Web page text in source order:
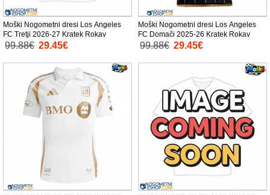
Moški Nogometni dresi Los Angeles
FC Tretji 2026-27 Kratek Rokav
99.88€ 29.45€
Moški Nogometni dresi Los Angeles
FC Domači 2025-26 Kratek Rokav
99.88€ 29.45€